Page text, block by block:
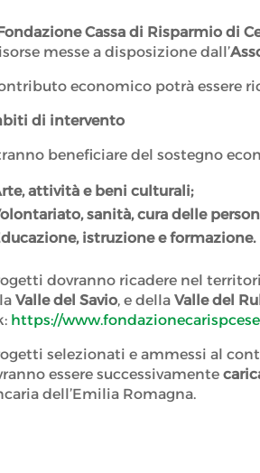
Cassa di Risparmio di
messe a disposizione dall’
economico potrà essere
di intervento
beneficiare del sostegno
attività e beni culturali;
sanità, cura delle
istruzione e formazione.
dovranno ricadere nel
Valle del Savio, e dellaValle del
https://
selezionati e ammessi al
essere successivamente
dell’Emilia Romagna.